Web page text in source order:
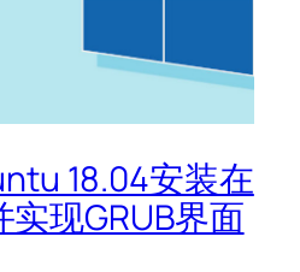
18.04安装在
现GRUB界面